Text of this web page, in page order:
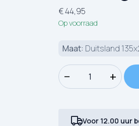
€44,95
Op voorraad
Maat: Duitsland
Dekbedovertrek
− +
Voor 12.00 uur